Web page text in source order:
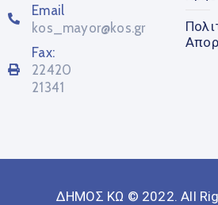
Email
kos_mayor@kos.gr
Fax:
22420
21341
ΔΗΜΟΣ ΚΩ © 2022. All